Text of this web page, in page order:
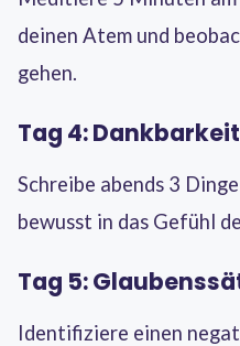
deinen Atem und
gehen.
Tag 4:
Schreibe abends 3
bewusst in das Gefühl
Tag 5:
Identifiziere einen